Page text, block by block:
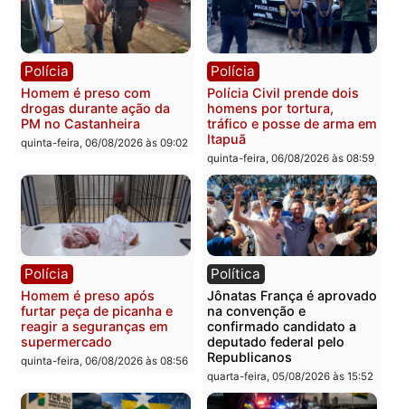
Polícia
Policiais militares
recuperam moto furtada e
prendem trio na zona
Leste
quinta-feira, 06/08/2026 às 09:28
Polícia
Jovem é encontrado
na Rua dos Cravos e
é investigado pela
em RO
quinta-feira, 06/08/2026 às
Polícia
Homem é esfaqueado no
tórax durante briga com
vizinho no bairro Ulysses
Guimarães
quinta-feira, 06/08/2026 às 09:24
Polícia
Três suspeitos ligados a
facção criminosa são
presos por receptação e
adulteração de veículos
em Porto Velho
quinta-feira, 06/08/2026 às